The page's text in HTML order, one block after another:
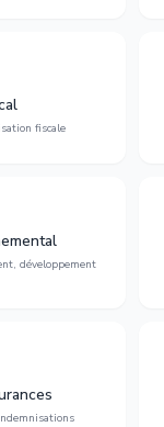
fiscale
fiscale :
contrôles
développement
litiges et
durable.
: contrats
indemnisations